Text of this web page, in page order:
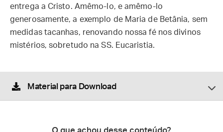
entrega a Cristo. Amêmo-lo, e amêmo-lo
generosamente, a exemplo de Maria de Betânia, sem
medidas tacanhas, renovando nossa fé nos divinos
mistérios, sobretudo na SS. Eucaristia.
Material para Download
O que achou desse conteúdo?